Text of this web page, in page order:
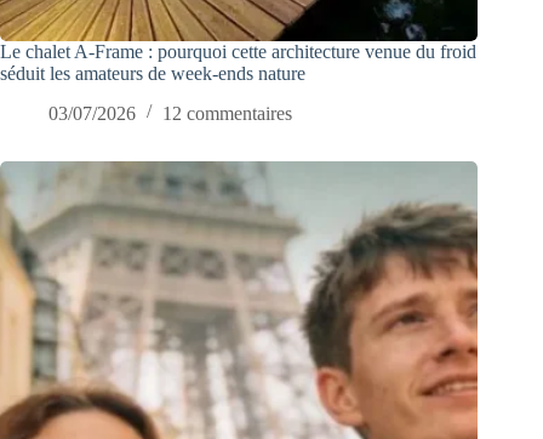
Le chalet A-Frame : pourquoi cette architecture venue du froid
séduit les amateurs de week-ends nature
03/07/2026
12 commentaires